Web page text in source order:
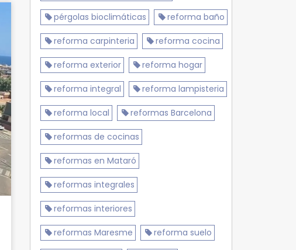
pérgolas bioclimáticas reforma baño
reforma carpinteria reforma cocina
reforma exterior reforma hogar
reforma integral reforma lampisteria
reforma local reformas Barcelona
reformas de cocinas
reformas en Mataró
reformas integrales
reformas interiores
reformas Maresme reforma suelo